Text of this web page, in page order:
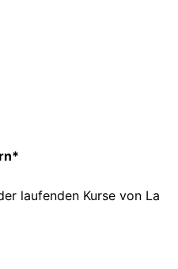
laufenden Kurse von La